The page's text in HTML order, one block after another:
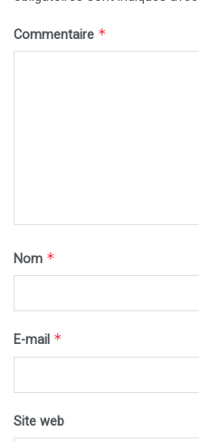
Commentaire *
Nom *
E-mail *
Site web